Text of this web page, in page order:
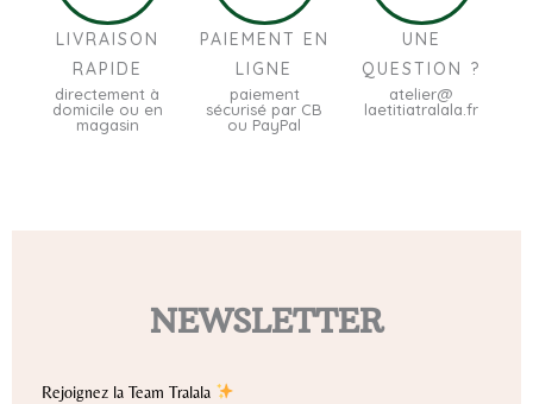
LIVRAISON
RAPIDE
directement à
domicile ou en
magasin
PAIEMENT EN
LIGNE
paiement
sécurisé par CB
ou PayPal
UNE
QUESTION ?
atelier@
laetitiatralala.fr
NEWSLETTER
Rejoignez la Team Tralala